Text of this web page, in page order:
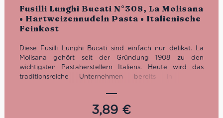
Fusilli Lunghi Bucati N°308, La Molisana
• Hartweizennudeln Pasta • Italienische
Feinkost
Diese Fusilli Lunghi Bucati sind einfach nur delikat. La
Molisana gehört seit der Gründung 1908 zu den
wichtigsten Pastaherstellern Italiens. Heute wird das
traditionsreiche Unternehmen bereits in vierter
Kochzeit: 12 Minuten3,89 €
Bewertet
mit5.00von
5